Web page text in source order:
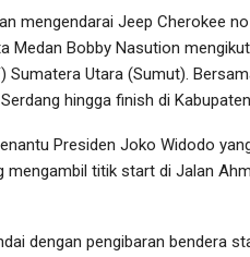
mengendarai Jeep Cherokee
Medan Bobby Nasution
Sumatera Utara (Sumut).
hingga finish di
Presiden Joko Widodo
mengambil titik start di Jalan
dengan pengibaran bendera